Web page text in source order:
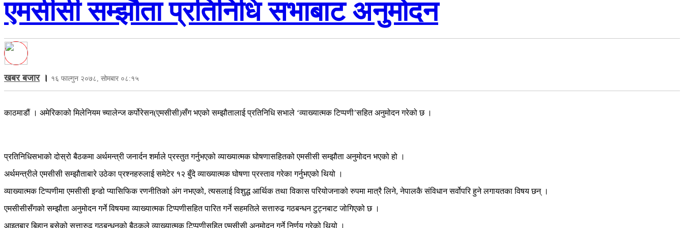
एमसीसी सम्झौता प्रतिनिधि सभाबाट अनुमोदन
खबर बजार। १६ फाल्गुन २०७८, सोमबार ०८:१५
काठमाडौं । अमेरिकाको मिलेनियम च्यालेन्ज कर्पोरेसन(एमसीसी)सँग भएको सम्झौतालाई प्रतिनिधि सभाले ‘व्याख्यात्मक टिप्पणी’सहित अनुमोदन गरेको छ ।
प्रतिनिधिसभाको दोस्रो बैठकमा अर्थमन्त्री जनार्दन शर्माले प्रस्तुत गर्नुभएको व्याख्यात्मक घोषणासहितको एमसीसी सम्झौता अनुमोदन भएको हो ।
अर्थमन्त्रीले एमसीसी सम्झौताबारे उठेका प्रश्नहरुलाई समेटेर १२ बुँदे व्याख्यात्मक घोषणा प्रस्ताव गरेका गर्नुभएको थियो ।
व्याख्यात्मक टिप्पणीमा एमसीसी इन्डो प्यासिफिक रणनीतिको अंग नभएको, त्यसलाई विशुद्ध आर्थिक तथा विकास परियोजनाको रुपमा मात्रै लिने, नेपालकै संविधान सर्वोपरि हुने लगायतका विषय छन् ।
एमसीसीसँगको सम्झौता अनुमोदन गर्ने विषयमा व्याख्यात्मक टिप्पणीसहित पारित गर्ने सहमतिले सत्तारुढ गठबन्धन टुट्नबाट जोगिएको छ ।
आइतबार बिहान बसेको सत्तारुढ गठबन्धनको बैठकले व्याख्यात्मक टिप्पणीसहित एमसीसी अनुमोदन गर्ने निर्णय गरेको थियो ।